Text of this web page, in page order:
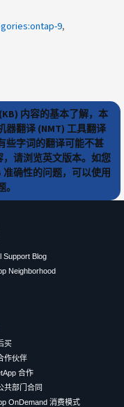
9
内容的基本了解，本
器翻译 (NMT) 工具翻译
些字词的翻译可能不甚
请浏览英文版本。如您
确性的问题，可以使用
Support Blog
Neighborhood
买
作伙伴
合作
共部门合同
OnDemand 消费模式